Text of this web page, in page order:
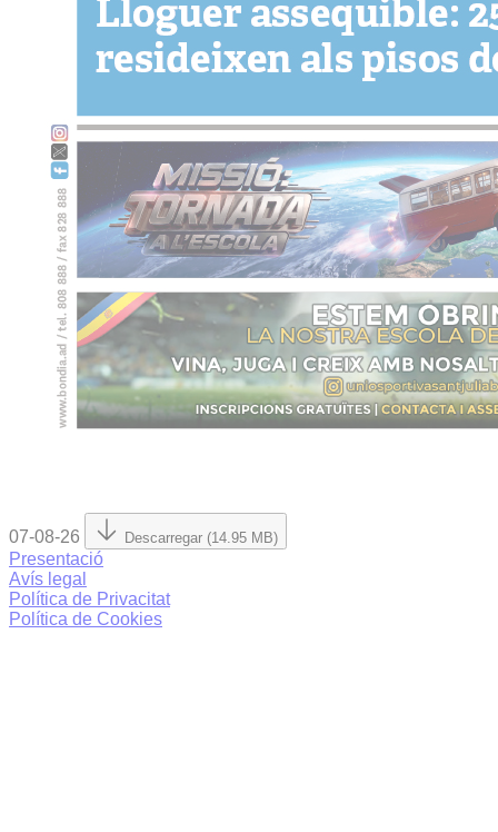
07-08-26 Descarregar (14.95 MB)
Presentació
Avís legal
Política de Privacitat
Política de Cookies